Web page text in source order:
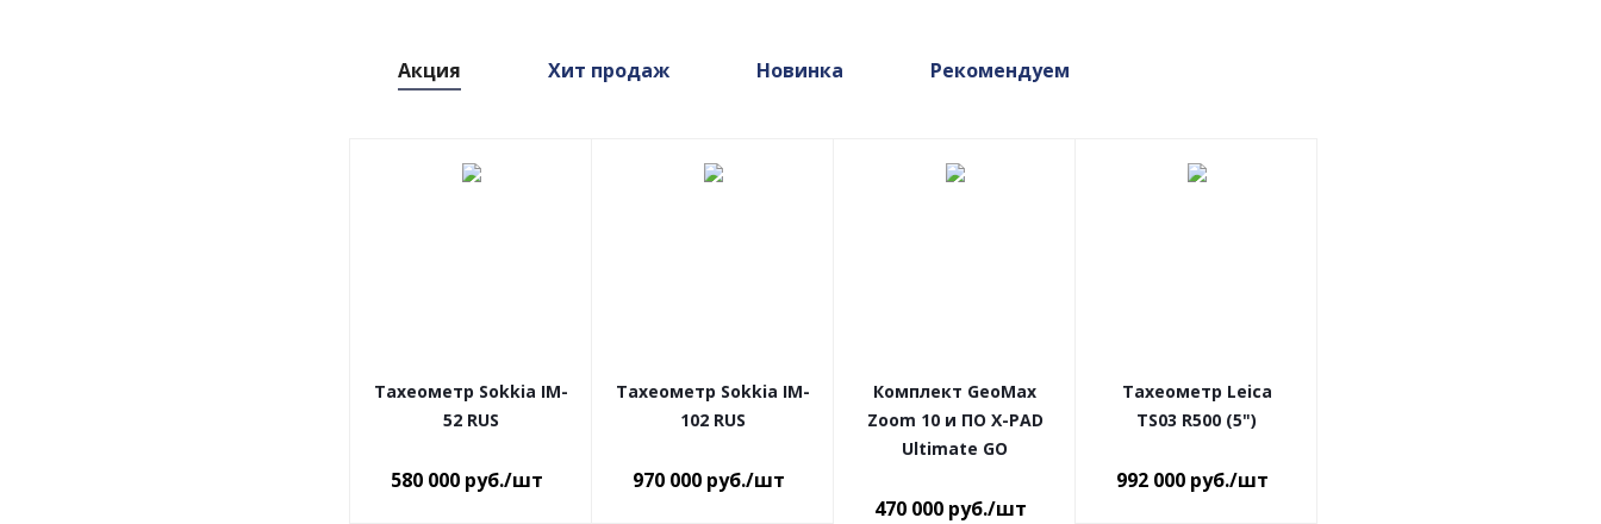
Акция Хит продаж Новинка Рекомендуем
Тахеометр Sokkia IM-
52 RUS
580 000 руб./шт
Тахеометр Sokkia IM-
102 RUS
970 000 руб./шт
Комплект GeoMax
Zoom 10 и ПО X-PAD
Ultimate GO
470 000 руб./шт
Тахеометр Leica
TS03 R500 (5")
992 000 руб./шт